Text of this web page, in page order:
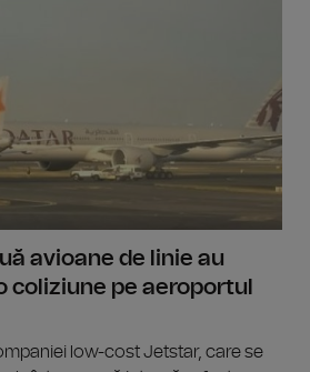
avioane de linie au
coliziune pe aeroportul
low-cost Jetstar, care se